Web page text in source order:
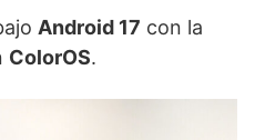
Android 17 con la
ColorOS.